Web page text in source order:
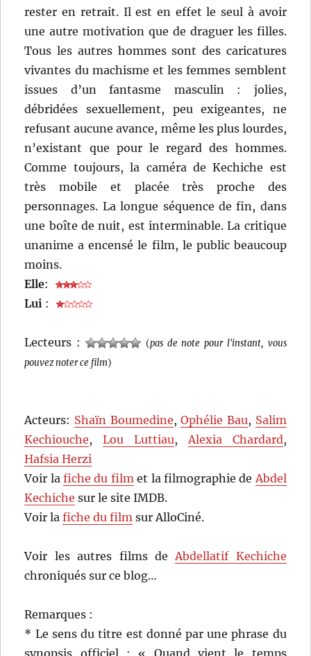
rester en retrait. Il est en effet le seul à avoir
une autre motivation que de draguer les filles.
Tous les autres hommes sont des caricatures
vivantes du machisme et les femmes semblent
issues d’un fantasme masculin : jolies,
débridées sexuellement, peu exigeantes, ne
refusant aucune avance, même les plus lourdes,
n’existant que pour le regard des hommes.
Comme toujours, la caméra de Kechiche est
très mobile et placée très proche des
personnages. La longue séquence de fin, dans
une boîte de nuit, est interminable. La critique
unanime a encensé le film, le public beaucoup
moins.
Elle:
Lui :
Lecteurs : (pas de note pour l'instant, vous
pouvez noter ce film)
Acteurs: Shaïn Boumedine,Ophélie Bau, Salim
Kechiouche,Lou Luttiau, Alexia Chardard,
Hafsia Herzi
Voir lafiche du film et la filmographie de Abdel
Kechiche sur le site IMDB.
Voir lafiche du film sur AlloCiné.
Voir les autres films de Abdellatif Kechiche
chroniqués sur ce blog…
Remarques :
* Le sens du titre est donné par une phrase du
synopsis officiel : « Quand vient le temps